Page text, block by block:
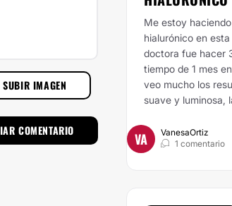
SUBIR IMAGEN
Me estoy
hialurónico en
doctora fue hacer
tiempo de 1 mes
veo mucho los
suave y luminosa,
VA
VanesaOrtiz
1 comentario